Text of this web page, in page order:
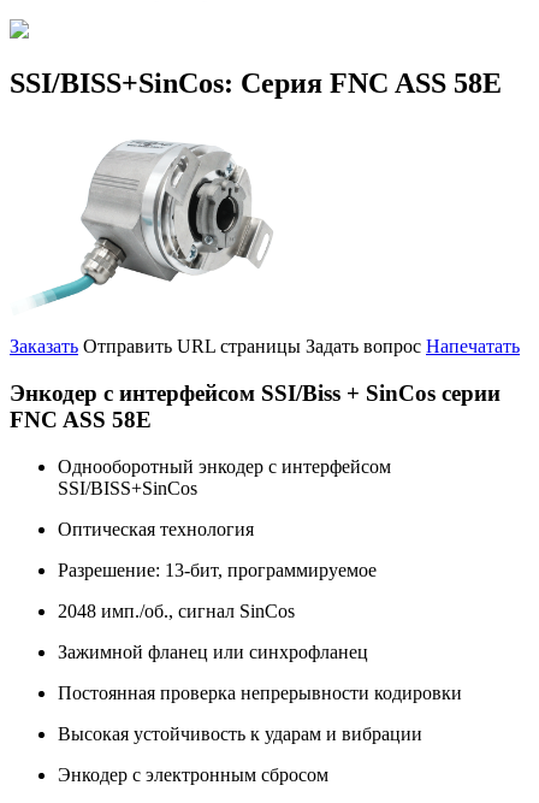
SSI/BISS+SinCos: Серия FNC ASS 58E
Заказать Отправить URL страницы Задать вопрос Напечатать
Энкодер с интерфейсом SSI/Biss + SinCos серии
FNC ASS 58E
Однооборотный энкодер с интерфейсом
SSI/BISS+SinCos
Оптическая технология
Разрешение: 13-бит, программируемое
2048 имп./об., сигнал SinCos
Зажимной фланец или синхрофланец
Постоянная проверка непрерывности кодировки
Высокая устойчивость к ударам и вибрации
Энкодер с электронным сбросом